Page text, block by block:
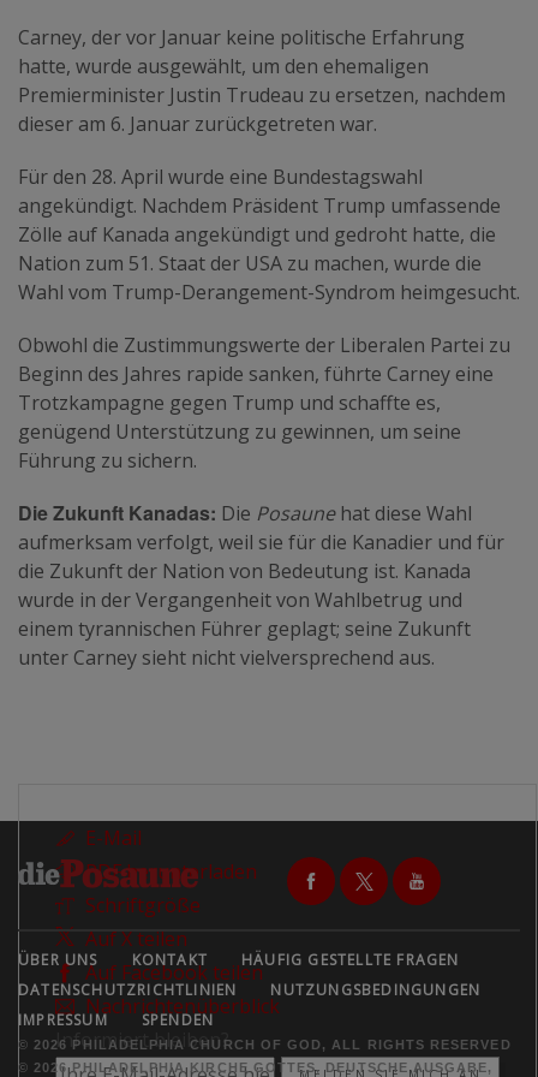
Carney, der vor Januar keine politische Erfahrung
hatte, wurde ausgewählt, um den ehemaligen
Premierminister Justin Trudeau zu ersetzen, nachdem
dieser am 6. Januar zurückgetreten war.
Für den 28. April wurde eine Bundestagswahl
angekündigt. Nachdem Präsident Trump umfassende
Zölle auf Kanada angekündigt und gedroht hatte, die
Nation zum 51. Staat der USA zu machen, wurde die
Wahl vom Trump-Derangement-Syndrom heimgesucht.
Obwohl die Zustimmungswerte der Liberalen Partei zu
Beginn des Jahres rapide sanken, führte Carney eine
Trotzkampagne gegen Trump und schaffte es,
genügend Unterstützung zu gewinnen, um seine
Führung zu sichern.
Die Zukunft Kanadas: Die Posaunehat diese Wahl
aufmerksam verfolgt, weil sie für die Kanadier und für
die Zukunft der Nation von Bedeutung ist. Kanada
wurde in der Vergangenheit von Wahlbetrug und
einem tyrannischen Führer geplagt; seine Zukunft
unter Carney sieht nicht vielversprechend aus.
E-Mail
PDF herunterladen
Schriftgröße
Auf X teilen
Auf Facebook teilen
Nachrichtenüberblick
Informiert bleiben?
ÜBER UNS KONTAKT
HÄUFIG GESTELLTE FRAGEN
DATENSCHUTZRICHTLINIEN
NUTZUNGSBEDINGUNGEN
IMPRESSUM
SPENDEN
© 2026 PHILADELPHIA CHURCH OF GOD, ALL RIGHTS RESERVED
© 2026 PHILADELPHIA KIRCHE GOTTES, DEUTSCHE AUSGABE,